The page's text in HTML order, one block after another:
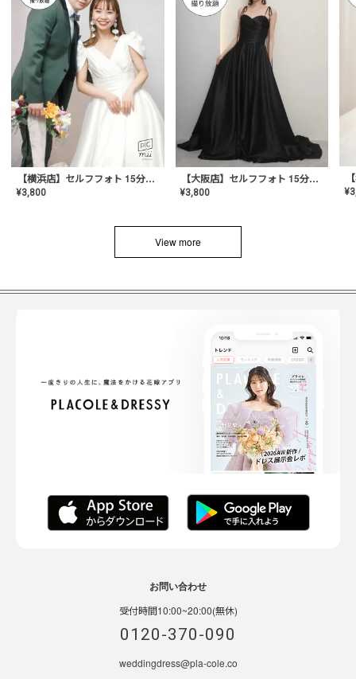
【横浜店】セルフフォト 15分撮り放題プラン
¥3,800
【大阪店】セルフフォト 15分撮り放題プラン
¥3,800 ¥
View more
お問い合わせ
受付時間10:00~20:00(無休)
0120-370-090
weddingdress@pla-cole.co